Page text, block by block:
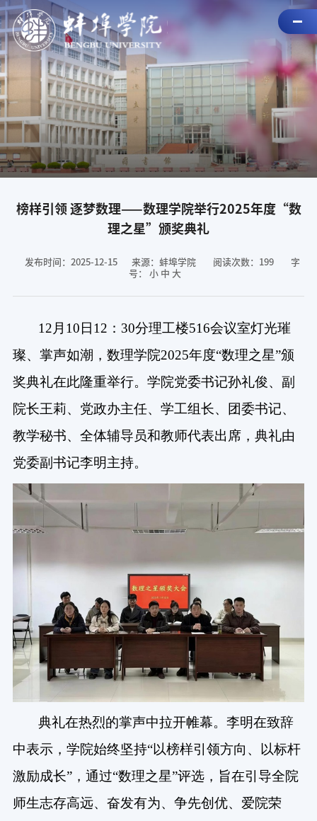
榜样引领 逐梦数理——数理学院举行2025年度“数
理之星”颁奖典礼
发布时间：2025-12-15 来源：蚌埠学院 阅读次数： 199
字
号： 小 中 大
12月10日12：30分理工楼516会议室灯光璀
璨、掌声如潮，数理学院2025年度“数理之星”颁
奖典礼在此隆重举行。学院党委书记孙礼俊、副
院长王莉、党政办主任、学工组长、团委书记、
教学秘书、全体辅导员和教师代表出席，典礼由
党委副书记李明主持。
典礼在热烈的掌声中拉开帷幕。李明在致辞
中表示，学院始终坚持“以榜样引领方向、以标杆
激励成长”，通过“数理之星”评选，旨在引导全院
师生志存高远、奋发有为、争先创优、爱院荣